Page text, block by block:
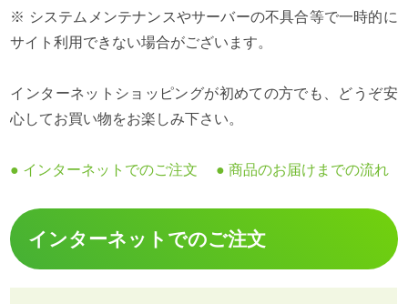
※ システムメンテナンスやサーバーの不具合等で一時的に
サイト利用できない場合がございます。
インターネットショッピングが初めての方でも、どうぞ安
心してお買い物をお楽しみ下さい。
● インターネットでのご注文 ● 商品のお届けまでの流れ
インターネットでのご注文